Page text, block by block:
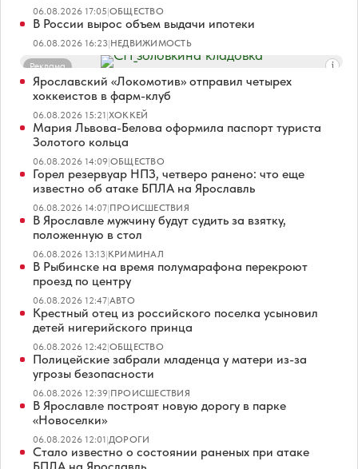
06.08.2026 17:05|ОБЩЕСТВО
В России вырос объем выдачи ипотеки
06.08.2026 16:23|НЕДВИЖИМОСТЬ
Реклама
Ярославский «Локомотив» отправил четырех
хоккеистов в фарм-клуб
06.08.2026 15:21|ХОККЕЙ
Мария Львова-Белова оформила паспорт туриста
Золотого кольца
06.08.2026 14:09|ОБЩЕСТВО
Горел резервуар НПЗ, четверо ранено: что еще
известно об атаке БПЛА на Ярославль
06.08.2026 14:07|ПРОИСШЕСТВИЯ
В Ярославле мужчину будут судить за взятку,
положенную в стол
06.08.2026 13:13|КРИМИНАЛ
В Рыбинске на время полумарафона перекроют
проезд по центру
06.08.2026 12:47|АВТО
Крестный отец из российского поселка усыновил
детей нигерийского принца
06.08.2026 12:42|ОБЩЕСТВО
Полицейские забрали младенца у матери из-за
угрозы безопасности
06.08.2026 12:39|ПРОИСШЕСТВИЯ
В Ярославле построят новую дорогу в парке
«Новоселки»
06.08.2026 12:01|ДОРОГИ
Стало известно о состоянии раненых при атаке